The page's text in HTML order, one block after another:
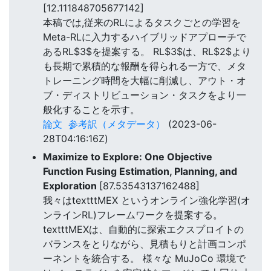
[12.111848705677142]
本稿では,従来のRLによるタスクごとの学習を
Meta-RLに入力するハイブリッドアプローチで
あるRL$3$を提案する。 RL$3$は、RL$2$より
も長期で累積的な報酬を得られる一方で、メタ
トレーニング時間を大幅に削減し、アウト・オ
ブ・ディストリビューション・タスクをより一
般化することを示す。
論文 参考訳（メタデータ）
(2023-06-
28T04:16:16Z)
Maximize to Explore: One Objective
Function Fusing Estimation, Planning, and
Exploration [87.53543137162488]
我々はtextttMEX というオンライン強化学習(オ
ンラインRL)フレームワークを提案する。
textttMEXは、自動的に探索エクスプロイトの
バランスをとりながら、見積もりと計画コンポ
ーネントを統合する。 様々な MuJoCo 環境で